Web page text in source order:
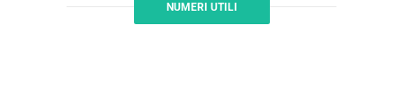
NUMERI UTILI